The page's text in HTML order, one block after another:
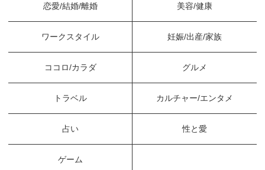
恋愛/結婚/離婚 美容/健康
ワークスタイル 妊娠/出産/家族
ココロ/カラダ グルメ
トラベル カルチャー/エンタメ
占い 性と愛
ゲーム